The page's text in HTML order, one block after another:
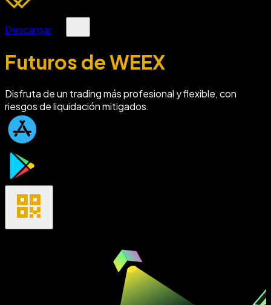
Descargar
Futuros de WEEX
Disfruta de un trading más profesional y flexible, con
riesgos de liquidación mitigados.